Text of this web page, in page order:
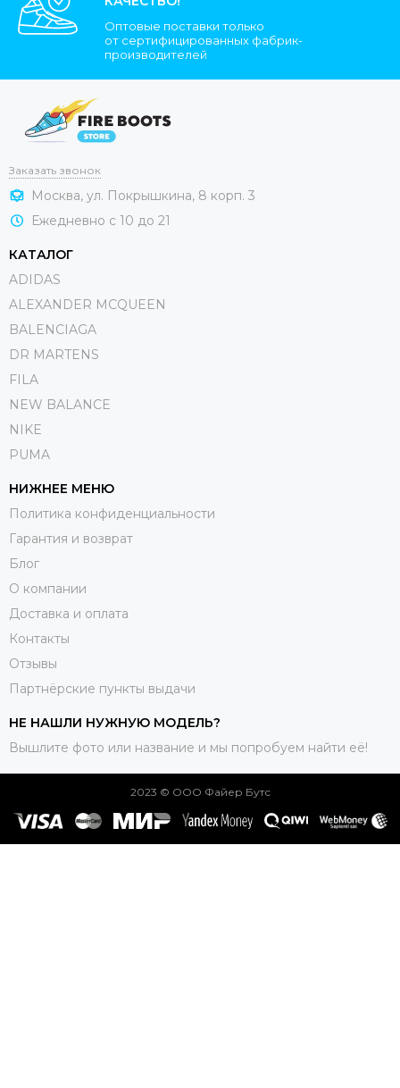
Оптовые поставки только
от сертифицированных фабрик-
производителей
Заказать звонок
Москва, ул. Покрышкина, 8 корп. 3
Ежедневно с 10 до 21
КАТАЛОГ
ADIDAS
ALEXANDER MCQUEEN
BALENCIAGA
DR MARTENS
FILA
NEW BALANCE
NIKE
PUMA
НИЖНЕЕ МЕНЮ
Политика конфиденциальности
Гарантия и возврат
Блог
О компании
Доставка и оплата
Контакты
Отзывы
Партнёрские пункты выдачи
НЕ НАШЛИ НУЖНУЮ МОДЕЛЬ?
Вышлите фото или название и мы попробуем найти её!
2023 © ООО Файер Бутс